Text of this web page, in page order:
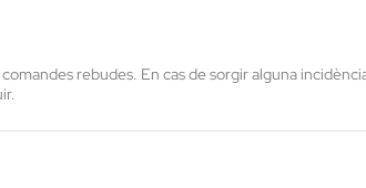
rebudes. En cas de sorgir alguna